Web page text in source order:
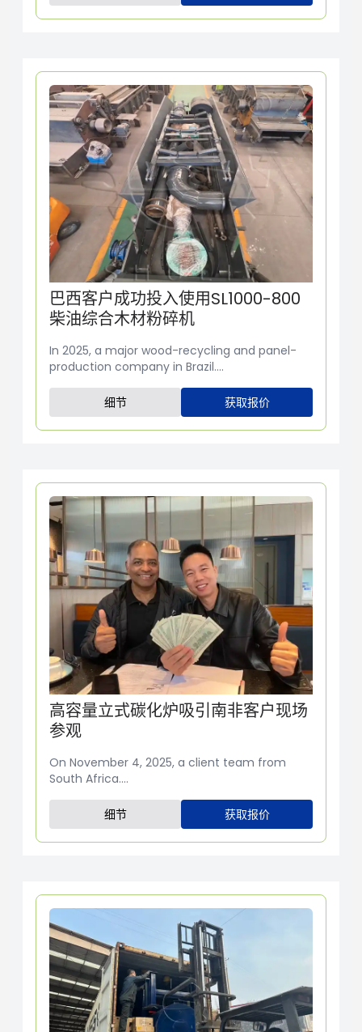
巴西客户成功投入使用SL1000-800
柴油综合木材粉碎机
In 2025, a major wood-recycling and panel-
production company in Brazil....
细节 获取报价
高容量立式碳化炉吸引南非客户现场
参观
On November 4, 2025, a client team from
South Africa....
细节 获取报价